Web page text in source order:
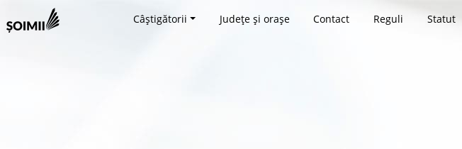
Câștigătorii Județe și orașe Contact Reguli Statut